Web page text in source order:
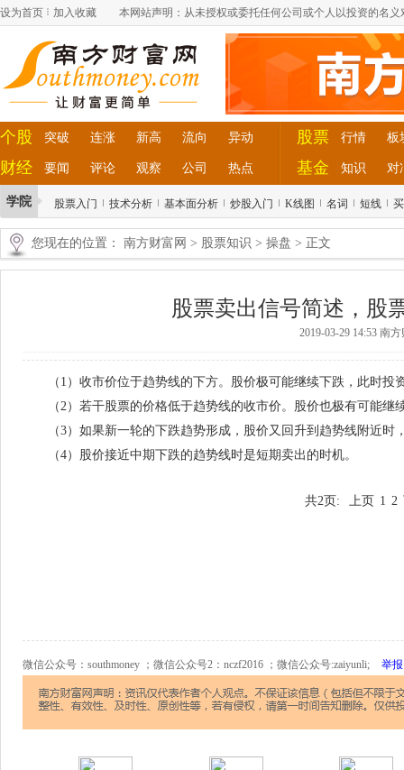
设为首页 加入收藏 本网站声明：从未授权或委托任何公司或个人以投资的名
个股 突破 连涨 新高 流向 异动
财经 要闻 评论 观察 公司 热点
股票 行情 板
基金 知识 对
学院 股票入门 技术分析 基本面分析 炒股入门 K线图 名词 短线
您现在的位置： 南方财富网 > 股票知识 > 操盘 > 正文
股票卖出信号简述，股
2019-03-29 14:53 南
（1）收市价位于趋势线的下方。股价极可能继续下跌，此时投
（2）若干股票的价格低于趋势线的收市价。股价也极有可能继
（3）如果新一轮的下跌趋势形成，股价又回升到趋势线附近时
（4）股价接近中期下跌的趋势线时是短期卖出的时机。
共2页: 上页 1 2
微信公众号：southmoney ；微信公众号2：nczf2016 ；微信公众号:zaiyunli; 举报